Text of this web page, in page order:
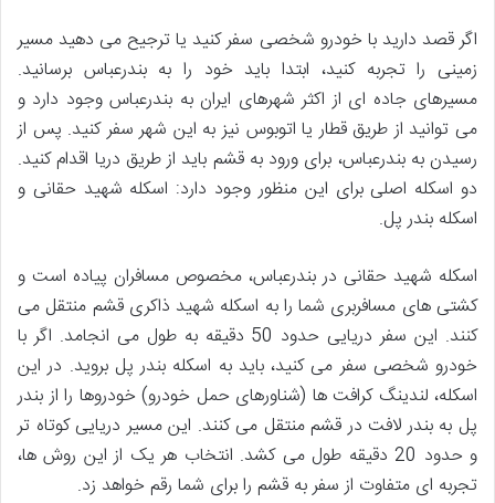
اگر قصد دارید با خودرو شخصی سفر کنید یا ترجیح می دهید مسیر
زمینی را تجربه کنید، ابتدا باید خود را به بندرعباس برسانید.
مسیرهای جاده ای از اکثر شهرهای ایران به بندرعباس وجود دارد و
می توانید از طریق قطار یا اتوبوس نیز به این شهر سفر کنید. پس از
رسیدن به بندرعباس، برای ورود به قشم باید از طریق دریا اقدام کنید.
دو اسکله اصلی برای این منظور وجود دارد: اسکله شهید حقانی و
اسکله بندر پل.
اسکله شهید حقانی در بندرعباس، مخصوص مسافران پیاده است و
کشتی های مسافربری شما را به اسکله شهید ذاکری قشم منتقل می
کنند. این سفر دریایی حدود 50 دقیقه به طول می انجامد. اگر با
خودرو شخصی سفر می کنید، باید به اسکله بندر پل بروید. در این
اسکله، لندینگ کرافت ها (شناورهای حمل خودرو) خودروها را از بندر
پل به بندر لافت در قشم منتقل می کنند. این مسیر دریایی کوتاه تر
و حدود 20 دقیقه طول می کشد. انتخاب هر یک از این روش ها،
تجربه ای متفاوت از سفر به قشم را برای شما رقم خواهد زد.